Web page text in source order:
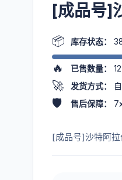
[成品号]
📦 库存状态：
🔥 已售数量：
🚀 发货方式：
🛡️ 售后保障：
[成品号]沙特阿